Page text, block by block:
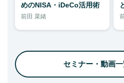
めのNISA・iDeCo活用術
前田 菜緒
セミナー・動画